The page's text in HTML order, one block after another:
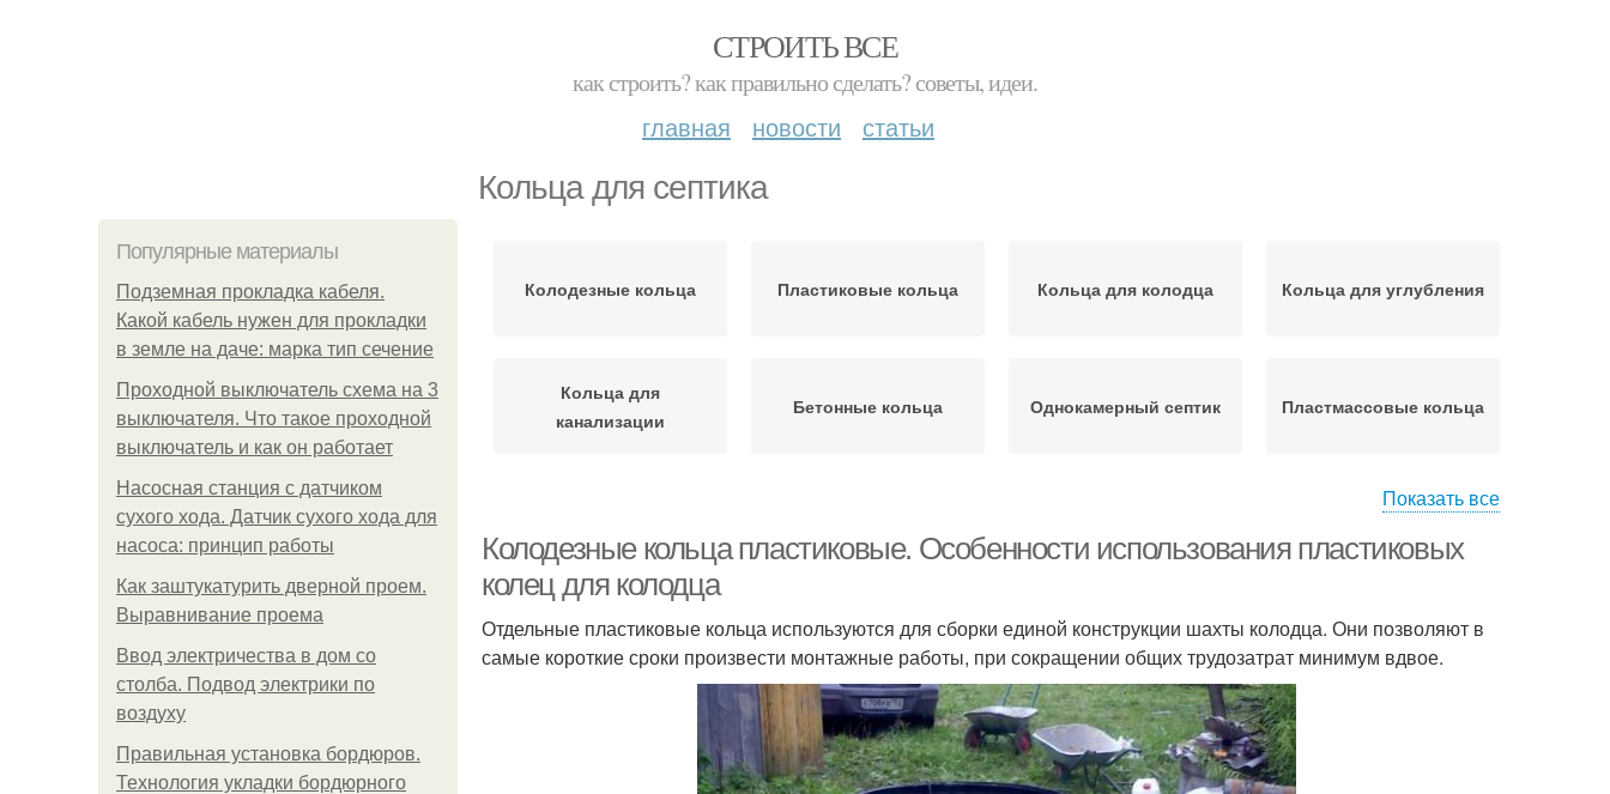
СТРОИТЬ ВСЕ
как строить? как правильно сделать? советы, идеи.
главная новости статьи
Кольца для септика
Популярные материалы
Подземная прокладка кабеля.
Какой кабель нужен для прокладки
в земле на даче: марка тип сечение
Проходной выключатель схема на 3
выключателя. Что такое проходной
выключатель и как он работает
Насосная станция с датчиком
сухого хода. Датчик сухого хода для
насоса: принцип работы
Как заштукатурить дверной проем.
Выравнивание проема
Ввод электричества в дом со
столба. Подвод электрики по
воздуху
Правильная установка бордюров.
Технология укладки бордюрного
Колодезные кольца Пластиковые кольца Кольца для колодца Кольца для углубления
Кольца для
канализации
Бетонные кольца Однокамерный септик Пластмассовые кольца
Показать все
Колодезные кольца пластиковые. Особенности использования пластиковых
колец для колодца
Отдельные пластиковые кольца используются для сборки единой конструкции шахты колодца. Они позволяют в
самые короткие сроки произвести монтажные работы, при сокращении общих трудозатрат минимум вдвое.